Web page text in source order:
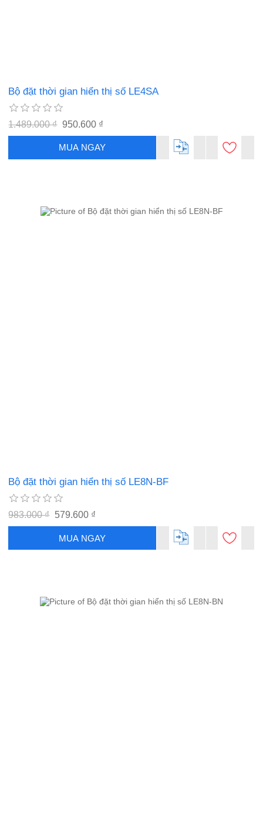
Bộ đặt thời gian hiển thị số LE4SA
1.489.000 ₫ 950.600 ₫
MUA NGAY
Bộ đặt thời gian hiển thị số LE8N-BF
983.000 ₫ 579.600 ₫
MUA NGAY